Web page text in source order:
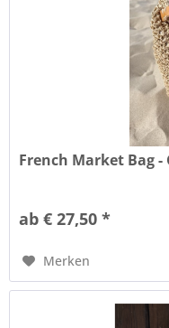
French Market Bag
ab € 27,50 *
Merken